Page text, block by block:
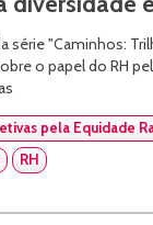
série "Caminhos:
o papel do RH
pela Equidade
RH